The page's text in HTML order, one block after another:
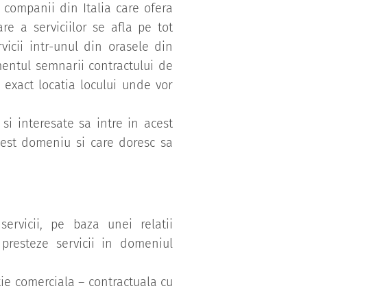
companii din Italia care ofera
a serviciilor se afla pe tot
intr-unul din orasele din
semnarii contractului de
locatia locului unde vor
si interesate sa intre in acest
domeniu si care doresc sa
pe baza unei relatii
servicii in domeniul
comerciala – contractuala cu